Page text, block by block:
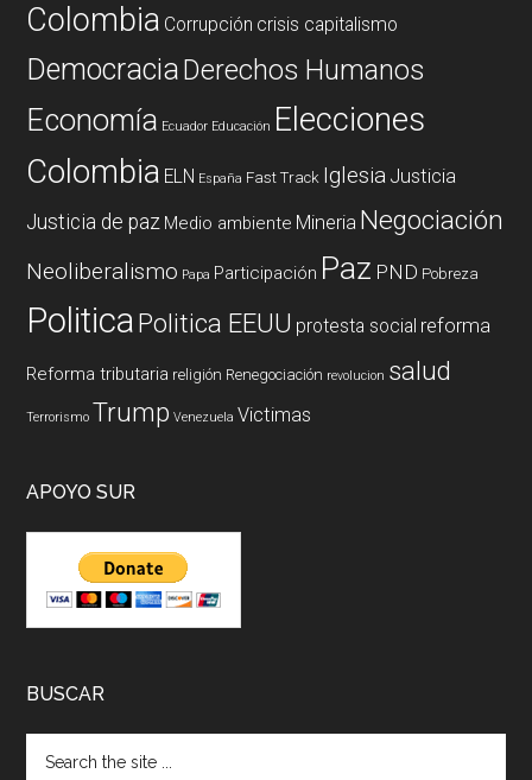
Colombia Corrupción crisis capitalismo
DemocraciaDerechos Humanos
Economía Ecuador Educación Elecciones
Colombia ELN España Fast Track Iglesia Justicia
Justicia de paz Medio ambiente Mineria Negociación
Neoliberalismo Papa Participación Paz PND Pobreza
PoliticaPolitica EEUU protesta social reforma
Reforma tributaria religión Renegociación revolucion salud
Terrorismo Trump Venezuela Victimas
APOYO SUR
BUSCAR